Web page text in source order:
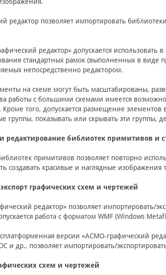
редактор позволяет импортировать
редактор» допускается использовать
стандартных рамок (выполненных в виде
непосредственно редактором.
на схеме могут быть масштабированы,
работы с большими схемами имеется
Кроме того, допускается размещение
группы, показывать или скрывать эти группы,
редактирование библиотек примитивов и
примитивов позволяет повторно
создавать красивые и наглядные
графических схем и чертежей
редактор» позволяет импортировать/
работа с форматом WMF (Windows
версии «АСМО-графический
и др., позволяет импортировать/
схем и чертежей